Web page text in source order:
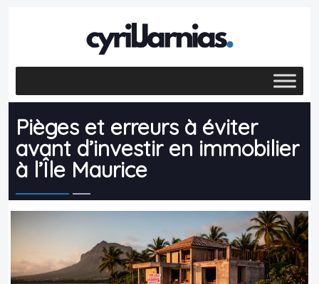
Pièges et erreurs à éviter
avant d’investir en immobilier
à l’Île Maurice